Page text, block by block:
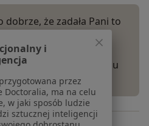
dobrze, że zadała Pani to
relacja
znaczenie w
Jeżeli będą tego rodzaju
Więcej
i
przez
Doctoralia, ma na celu
w jaki sposób ludzie
sztucznej inteligencji